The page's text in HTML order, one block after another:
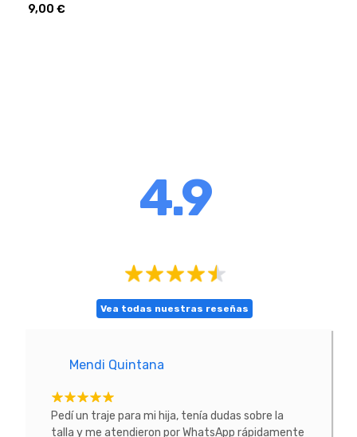
Precio
9,00 €
4.9
Vea todas nuestras reseñas
Mendi Quintana
Pedí un traje para mi hija, tenía dudas sobre la
talla y me atendieron por WhatsApp rápidamente